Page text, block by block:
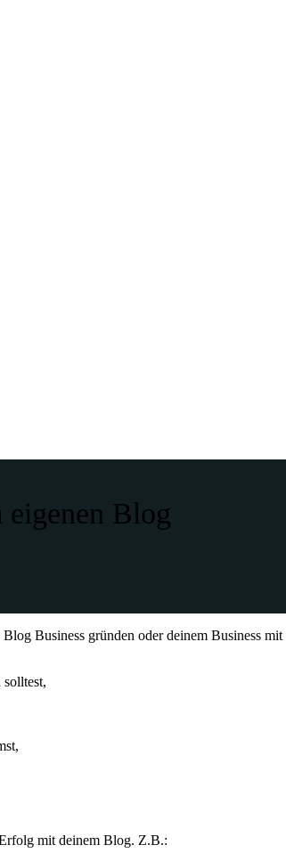
Blog
Business gründen oder deinem Business
mit deinem Blog. Z.B.: